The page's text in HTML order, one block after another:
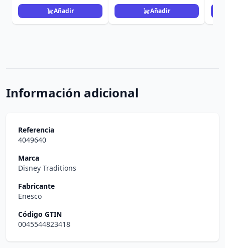
Añadir Añadir
Información adicional
Referencia
4049640
Marca
Disney Traditions
Fabricante
Enesco
Código GTIN
0045544823418